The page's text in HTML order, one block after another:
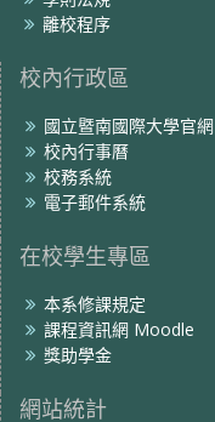
離校程序
校內行政區
國立暨南國際大學官網
校內行事曆
校務系統
電子郵件系統
在校學生專區
本系修課規定
課程資訊網 Moodle
獎助學金
網站統計